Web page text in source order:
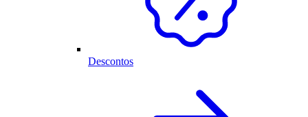
Descontos